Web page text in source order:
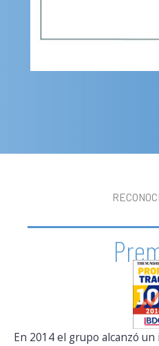
En 2014 el grupo alcanzó